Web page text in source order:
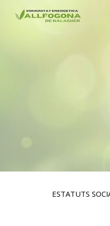
ESTATUTS